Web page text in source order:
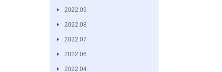
2022.09
2022.08
2022.07
2022.06
2022.04